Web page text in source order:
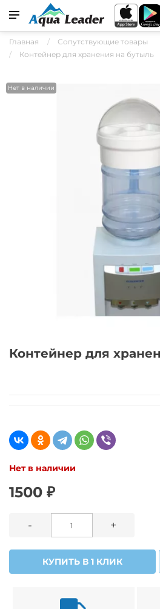
Главная
Сопутствующие товары
Контейнер для хранения на бутыль
Нет в наличии
Контейнер для
Нет в наличии
1500 ₽
- +
КУПИТЬ В 1 КЛИК